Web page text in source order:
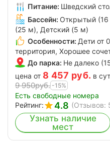
Питание: Шведский
Бассейн: Открытый
(25 м), Детский (5 м)
Особенности: Дети от
территория, Хорошее
До парка: Не далеко
цена от 8 457 руб. в
9 950руб. -15%
Есть свободные номера
Рейтинг:
4.8 (Отзывов:
Узнать наличие
мест